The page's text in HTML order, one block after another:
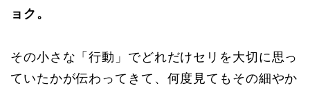
ョク。
その小さな「行動」でどれだけセリを大切に思っ
ていたかが伝わってきて、何度見てもその細やか